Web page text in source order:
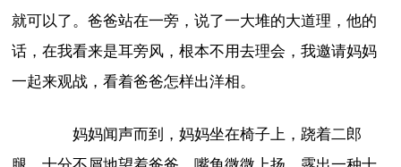
就可以了。爸爸站在一旁，说了一大堆的大道理，他的
话，在我看来是耳旁风，根本不用去理会，我邀请妈妈
一起来观战，看着爸爸怎样出洋相。
妈妈闻声而到，妈妈坐在椅子上，跷着二郎